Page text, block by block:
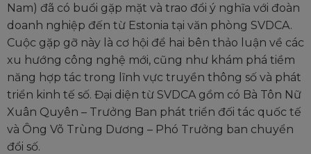
Nam) đã có buổi gặp mặt và trao đổi ý nghĩa với đoàn
doanh nghiệp đến từ Estonia tại văn phòng SVDCA.
Cuộc gặp gỡ này là cơ hội để hai bên thảo luận về các
xu hướng công nghệ mới, cũng như khám phá tiềm
năng hợp tác trong lĩnh vực truyền thông số và phát
triển kinh tế số. Đại diện từ SVDCA gồm có Bà Tôn Nữ
Xuân Quyên – Trưởng Ban phát triển đối tác quốc tế
và Ông Võ Trùng Dương – Phó Trưởng ban chuyển
đổi số.